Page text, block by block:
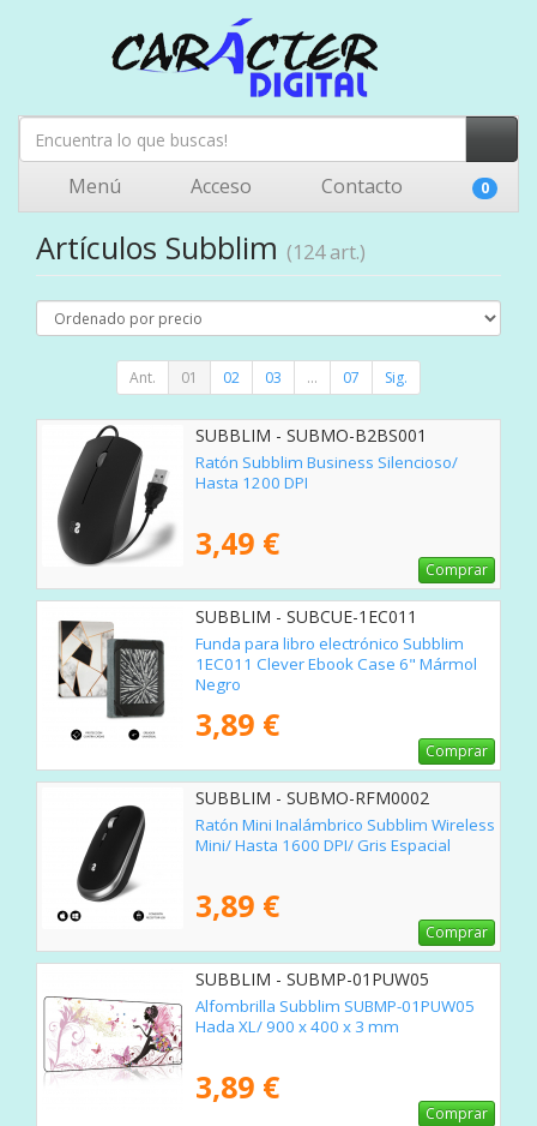
Menú Acceso Contacto 0
Artículos Subblim (124 art.)
Ant. 01 02 03 ... 07 Sig.
SUBBLIM - SUBMO-B2BS001
Ratón Subblim Business Silencioso/
Hasta 1200 DPI
3,49 €
Comprar
SUBBLIM - SUBCUE-1EC011
Funda para libro electrónico Subblim
1EC011 Clever Ebook Case 6" Mármol
Negro
3,89 €
Comprar
SUBBLIM - SUBMO-RFM0002
Ratón Mini Inalámbrico Subblim Wireless
Mini/ Hasta 1600 DPI/ Gris Espacial
3,89 €
Comprar
SUBBLIM - SUBMP-01PUW05
Alfombrilla Subblim SUBMP-01PUW05
Hada XL/ 900 x 400 x 3 mm
3,89 €
Comprar